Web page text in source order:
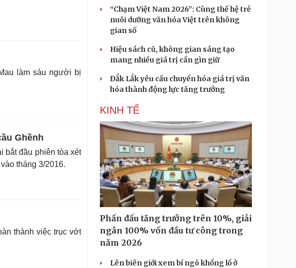
làm sáu người bị
Ghềnh
bắt đầu phiên tòa xét
tháng 3/2016.
thành việc trục vớt
“Chạm Việt Nam 2026”: Cùng thế hệ trẻ
nuôi dưỡng văn hóa Việt trên không
gian số
Hiệu sách cũ, không gian sáng tạo
mang nhiều giá trị cần gìn giữ
Đắk Lắk yêu cầu chuyển hóa giá trị văn
hóa thành động lực tăng trưởng
KINH TẾ
Phấn đấu tăng trưởng trên 10%, giải
ngân 100% vốn đầu tư công trong
năm 2026
Lên biên giới xem bí ngô khổng lồ ở